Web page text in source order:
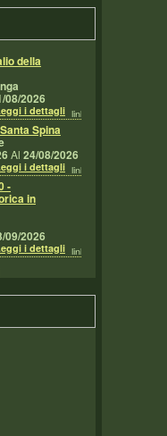
della
08/2026
i dettagli
Spina
Al 24/08/2026
i dettagli
-
in
09/2026
i dettagli